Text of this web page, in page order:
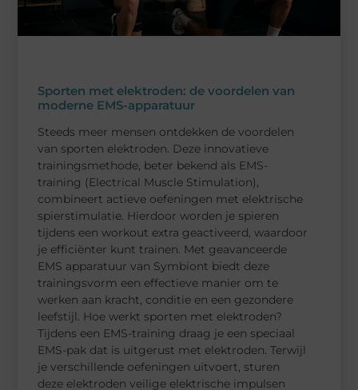
Sporten met elektroden: de voordelen van
moderne EMS-apparatuur
Steeds meer mensen ontdekken de voordelen
van sporten elektroden. Deze innovatieve
trainingsmethode, beter bekend als EMS-
training (Electrical Muscle Stimulation),
combineert actieve oefeningen met elektrische
spierstimulatie. Hierdoor worden je spieren
tijdens een workout extra geactiveerd, waardoor
je efficiënter kunt trainen. Met geavanceerde
EMS apparatuur van Symbiont biedt deze
trainingsvorm een effectieve manier om te
werken aan kracht, conditie en een gezondere
leefstijl. Hoe werkt sporten met elektroden?
Tijdens een EMS-training draag je een speciaal
EMS-pak dat is uitgerust met elektroden. Terwijl
je verschillende oefeningen uitvoert, sturen
deze elektroden veilige elektrische impulsen